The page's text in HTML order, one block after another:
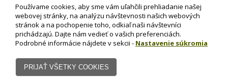
Kontakt
Používame cookies, aby sme vám uľahčili prehliadanie našej
webovej stránky, na analýzu návštevnosti našich webových
stránok a na pochopenie toho, odkiaľ naši návštevníci
prichádzajú. Dajte nám vedieť o vašich preferenciách.
Podrobné informácie nájdete v sekcii - Nastavenie súkromia